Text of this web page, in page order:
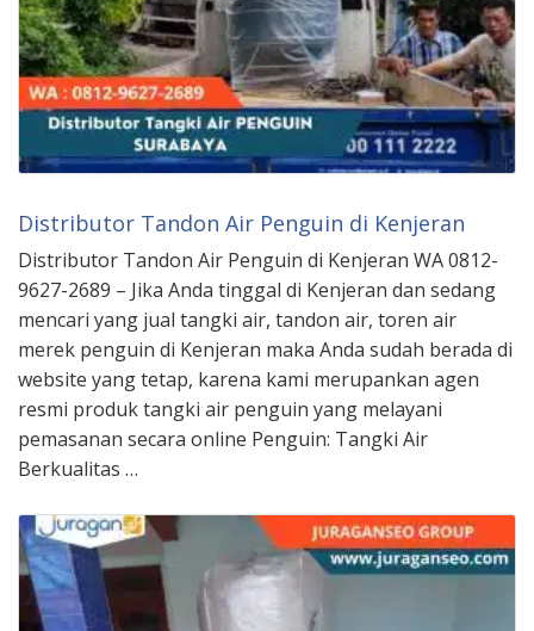
Distributor Tandon Air Penguin di Kenjeran
Distributor Tandon Air Penguin di Kenjeran WA 0812-
9627-2689 – Jika Anda tinggal di Kenjeran dan sedang
mencari yang jual tangki air, tandon air, toren air
merek penguin di Kenjeran maka Anda sudah berada di
website yang tetap, karena kami merupankan agen
resmi produk tangki air penguin yang melayani
pemasanan secara online Penguin: Tangki Air
Berkualitas …